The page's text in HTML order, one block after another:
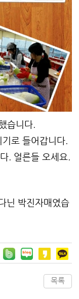
습니다.
로 들어갑니다.
. 얼른들 오세요.
닌 박진자매였습
목록